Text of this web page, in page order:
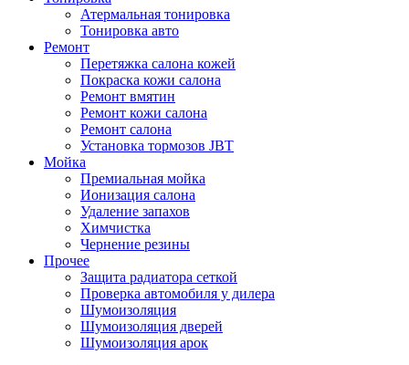
Атермальная тонировка
Тонировка авто
Ремонт
Перетяжка салона кожей
Покраска кожи салона
Ремонт вмятин
Ремонт кожи салона
Ремонт салона
Установка тормозов JBT
Мойка
Премиальная мойка
Ионизация салона
Удаление запахов
Химчистка
Чернение резины
Прочее
Защита радиатора сеткой
Проверка автомобиля у дилера
Шумоизоляция
Шумоизоляция дверей
Шумоизоляция арок